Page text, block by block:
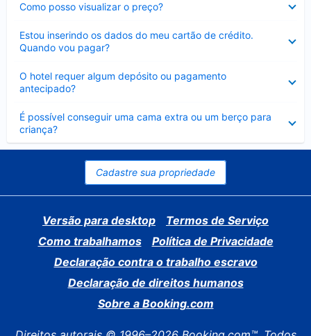
Como posso visualizar o preço?
Estou inserindo os dados do meu cartão de crédito.
Quando vou pagar?
O hotel requer algum depósito ou pagamento
antecipado?
É possível conseguir uma cama extra ou um berço para
criança?
Contraído
Cadastre sua propriedade
Versão para desktop
Termos de Serviço
Como trabalhamos
Política de Privacidade
Declaração contra o trabalho escravo
Declaração de direitos humanos
Sobre a Booking.com